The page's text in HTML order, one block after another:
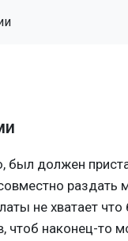
был должен
раздать
не хватает
чтоб наконец-то